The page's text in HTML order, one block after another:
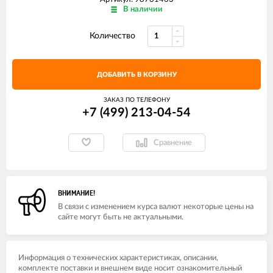
В наличии
Количество
ДОБАВИТЬ В КОРЗИНУ
ЗАКАЗ ПО ТЕЛЕФОНУ
+7 (499) 213-04-54​
Сравнение
ВНИМАНИЕ!
В связи с изменением курса валют некоторые цены на
сайте могут быть не актуальными.
Информация о технических характеристиках, описании,
комплекте поставки и внешнем виде носит ознакомительный